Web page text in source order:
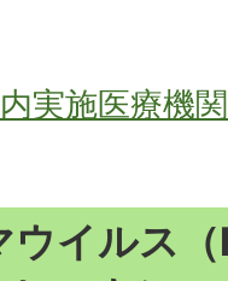
実施医療機
ウイルス